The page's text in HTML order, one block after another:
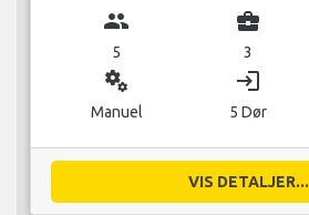
group
5
business_center
3
miscellaneous_services
Manuel
login
5 Dør
VIS DETALJER...